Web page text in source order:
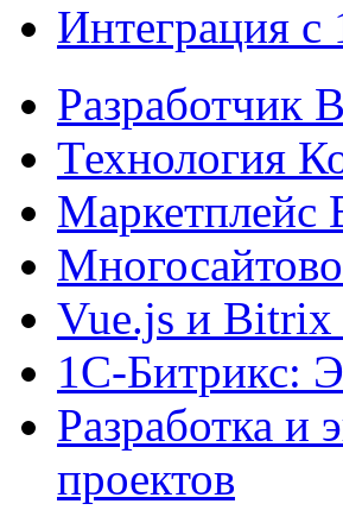
Интеграция с
Разработчик
Технология
Маркетплейс
Vue.js и Bitrix
1С-Битрикс:
Разработка и
проектов